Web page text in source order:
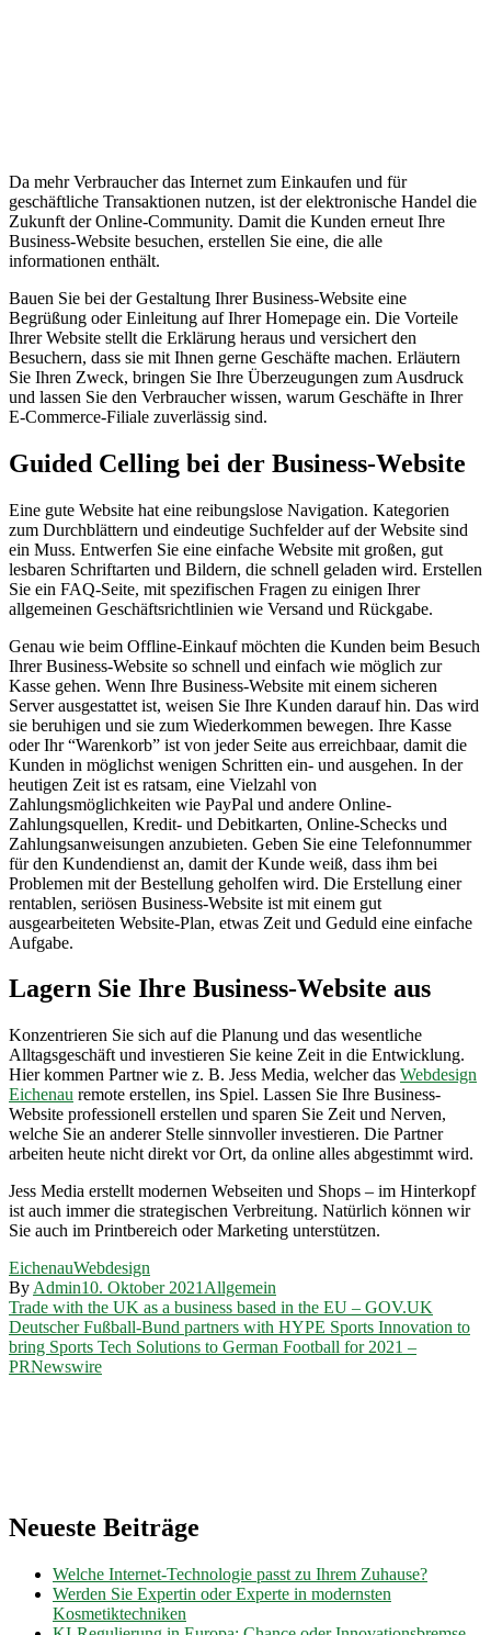
Da mehr Verbraucher das Internet zum Einkaufen und für
geschäftliche Transaktionen nutzen, ist der elektronische Handel die
Zukunft der Online-Community. Damit die Kunden erneut Ihre
Business-Website besuchen, erstellen Sie eine, die alle
informationen enthält.
Bauen Sie bei der Gestaltung Ihrer Business-Website eine
Begrüßung oder Einleitung auf Ihrer Homepage ein. Die Vorteile
Ihrer Website stellt die Erklärung heraus und versichert den
Besuchern, dass sie mit Ihnen gerne Geschäfte machen. Erläutern
Sie Ihren Zweck, bringen Sie Ihre Überzeugungen zum Ausdruck
und lassen Sie den Verbraucher wissen, warum Geschäfte in Ihrer
E-Commerce-Filiale zuverlässig sind.
Guided Celling bei der Business-Website
Eine gute Website hat eine reibungslose Navigation. Kategorien
zum Durchblättern und eindeutige Suchfelder auf der Website sind
ein Muss. Entwerfen Sie eine einfache Website mit großen, gut
lesbaren Schriftarten und Bildern, die schnell geladen wird. Erstellen
Sie ein FAQ-Seite, mit spezifischen Fragen zu einigen Ihrer
allgemeinen Geschäftsrichtlinien wie Versand und Rückgabe.
Genau wie beim Offline-Einkauf möchten die Kunden beim Besuch
Ihrer Business-Website so schnell und einfach wie möglich zur
Kasse gehen. Wenn Ihre Business-Website mit einem sicheren
Server ausgestattet ist, weisen Sie Ihre Kunden darauf hin. Das wird
sie beruhigen und sie zum Wiederkommen bewegen. Ihre Kasse
oder Ihr “Warenkorb” ist von jeder Seite aus erreichbaar, damit die
Kunden in möglichst wenigen Schritten ein- und ausgehen. In der
heutigen Zeit ist es ratsam, eine Vielzahl von
Zahlungsmöglichkeiten wie PayPal und andere Online-
Zahlungsquellen, Kredit- und Debitkarten, Online-Schecks und
Zahlungsanweisungen anzubieten. Geben Sie eine Telefonnummer
für den Kundendienst an, damit der Kunde weiß, dass ihm bei
Problemen mit der Bestellung geholfen wird. Die Erstellung einer
rentablen, seriösen Business-Website ist mit einem gut
ausgearbeiteten Website-Plan, etwas Zeit und Geduld eine einfache
Aufgabe.
Lagern Sie Ihre Business-Website aus
Konzentrieren Sie sich auf die Planung und das wesentliche
Alltagsgeschäft und investieren Sie keine Zeit in die Entwicklung.
Hier kommen Partner wie z. B. Jess Media, welcher das Webdesign
Eichenau remote erstellen, ins Spiel. Lassen Sie Ihre Business-
Website professionell erstellen und sparen Sie Zeit und Nerven,
welche Sie an anderer Stelle sinnvoller investieren. Die Partner
arbeiten heute nicht direkt vor Ort, da online alles abgestimmt wird.
Jess Media erstellt modernen Webseiten und Shops – im Hinterkopf
ist auch immer die strategischen Verbreitung. Natürlich können wir
Sie auch im Printbereich oder Marketing unterstützen.
EichenauWebdesign
By Admin10. Oktober 2021 Allgemein
Beitragsnavigation
Trade with the UK as a business based in the EU – GOV.UK
Deutscher Fußball-Bund partners with HYPE Sports Innovation to
bring Sports Tech Solutions to German Football for 2021 –
PRNewswire
Neueste Beiträge
Welche Internet-Technologie passt zu Ihrem Zuhause?
Werden Sie Expertin oder Experte in modernsten
Kosmetiktechniken